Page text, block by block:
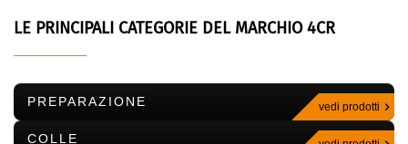
LE PRINCIPALI CATEGORIE DEL MARCHIO 4CR
PREPARAZIONE vedi prodotti
COLLE